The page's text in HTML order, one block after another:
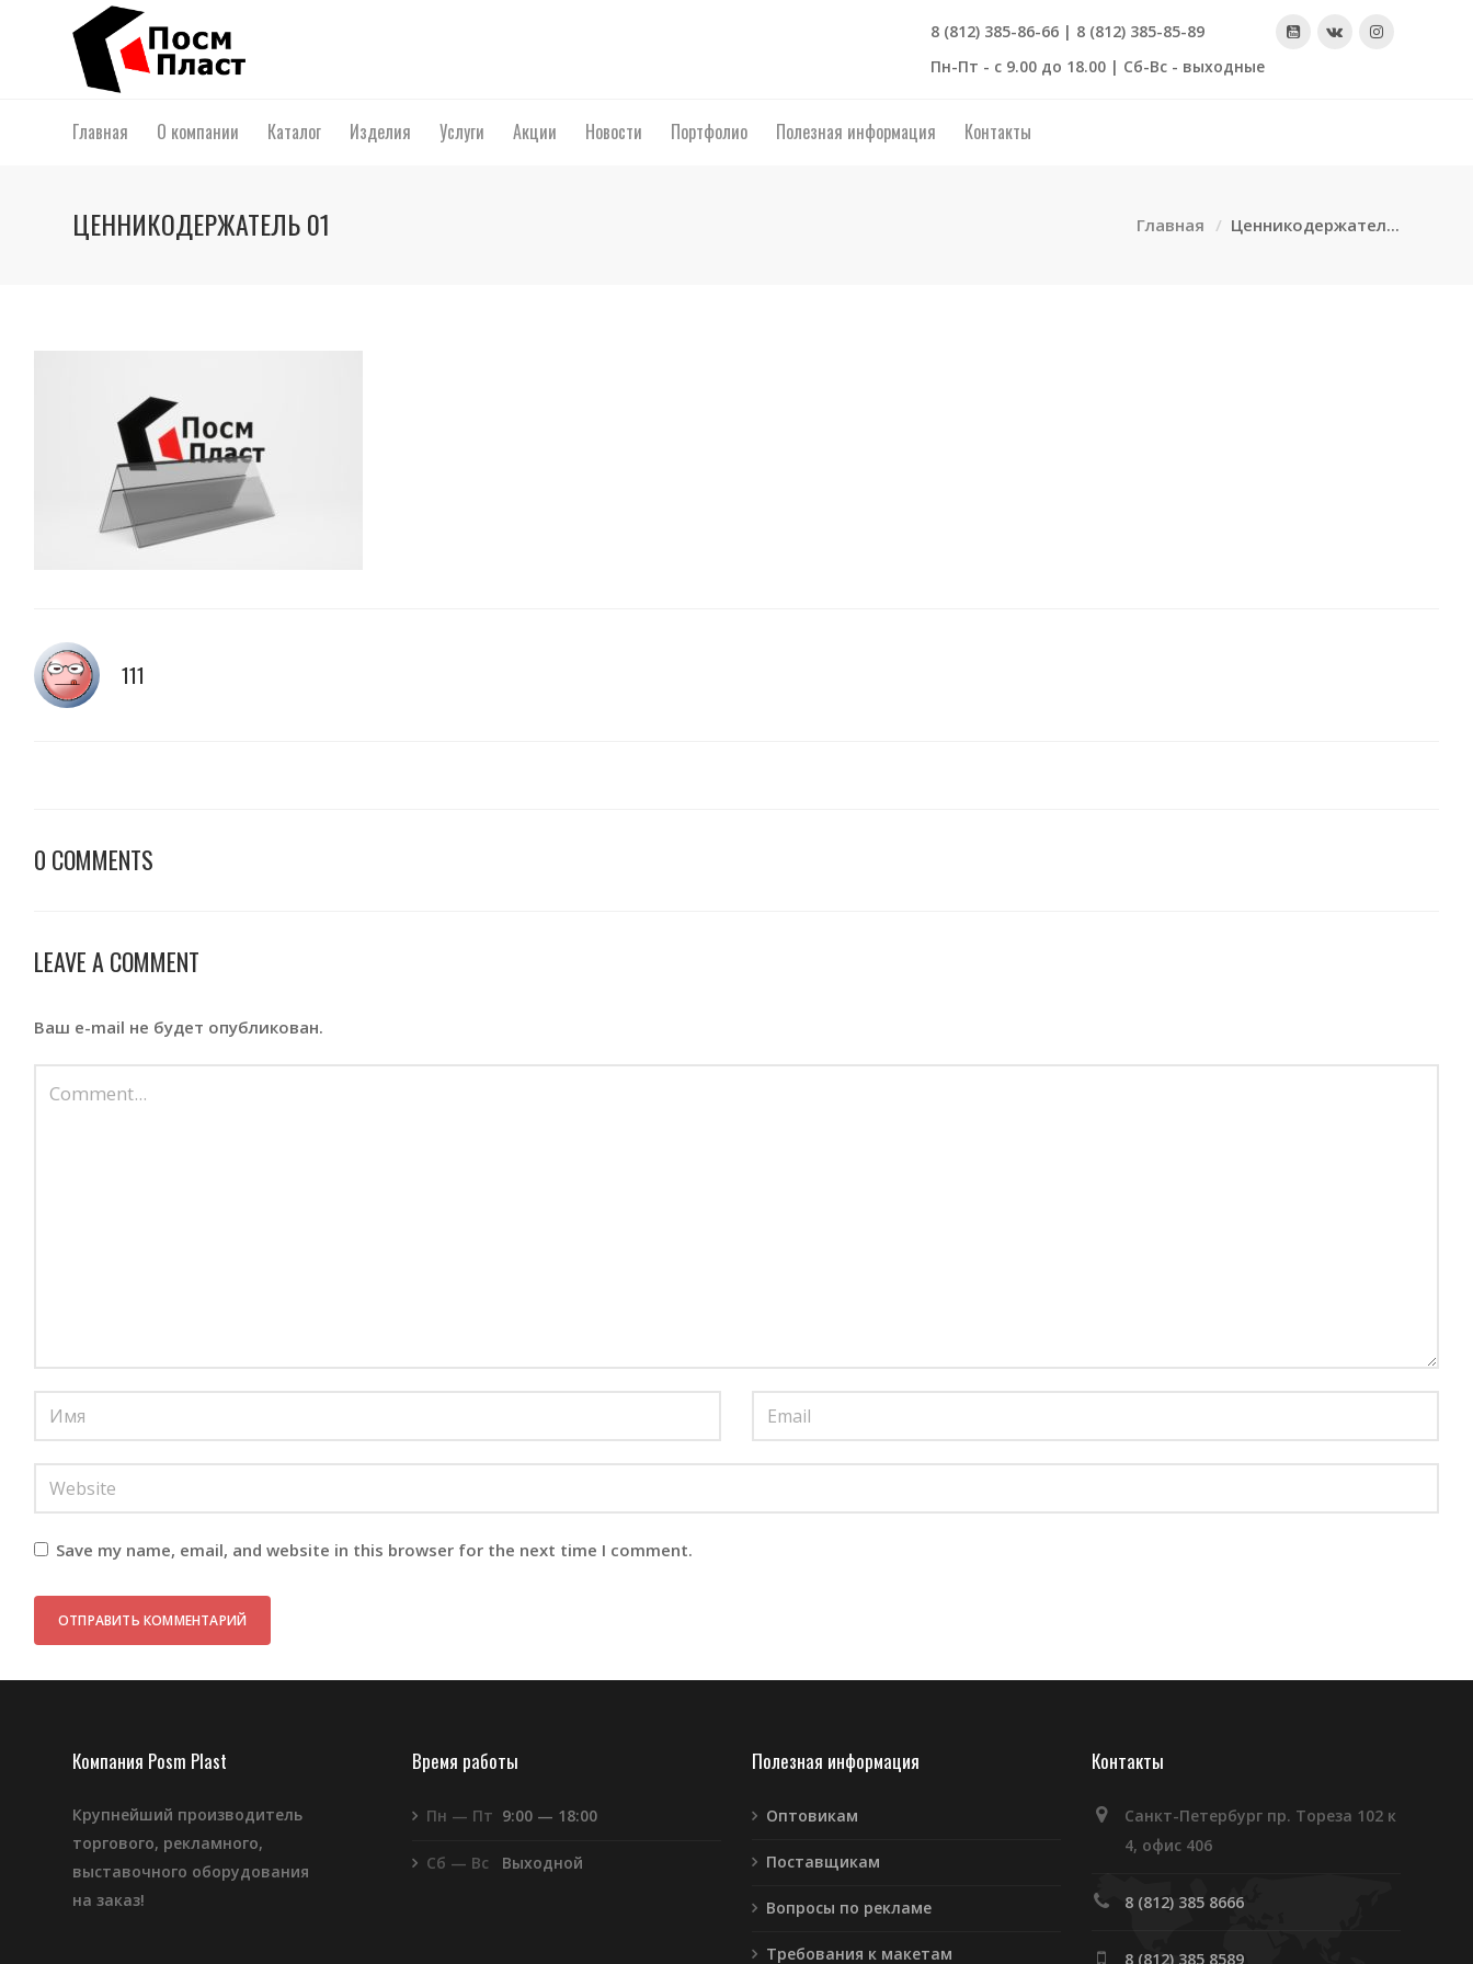
8 (812) 385-86-66 | 8 (812) 385-85-89
Пн-Пт - с 9.00 до 18.00 | Сб-Вс - выходные
Главная О компании Каталог Изделия Услуги Акции Новости Портфолио Полезная информация Контакты
ЦЕННИКОДЕРЖАТЕЛЬ 01 Главная Ценникодержател...
111
0 COMMENTS
LEAVE A COMMENT
Ваш e-mail не будет опубликован.
Save my name, email, and website in this browser for the next time I comment.
Компания Posm Plast
Крупнейший производитель
торгового, рекламного,
выставочного оборудования
на заказ!
Время работы
Пн — Пт 9:00 — 18:00
Сб — Вс Выходной
Полезная информация
Оптовикам
Поставщикам
Вопросы по рекламе
Требования к макетам
Контакты
Санкт-Петербург пр. Тореза 102 к
4, офис 406
8 (812) 385 8666
8 (812) 385 8589